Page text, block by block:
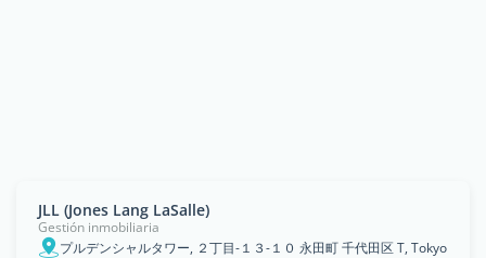
JLL (Jones Lang LaSalle)
Gestión inmobiliaria
プルデンシャルタワー, ２丁目-１３-１０ 永田町 千代田区 T, Tokyo